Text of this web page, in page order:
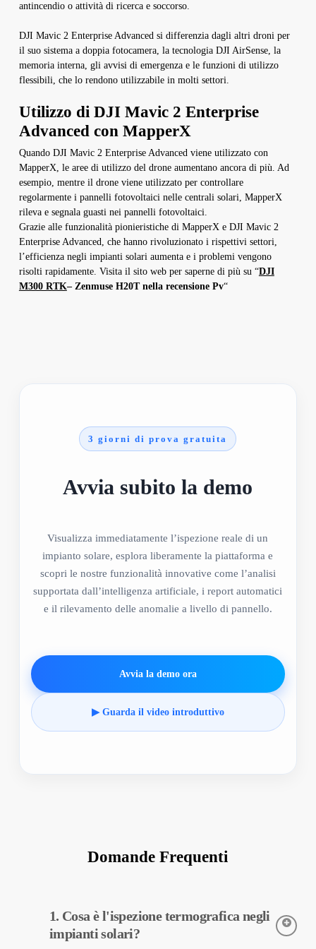
antincendio o attività di ricerca e soccorso.
DJI Mavic 2 Enterprise Advanced si differenzia dagli altri droni per
il suo sistema a doppia fotocamera, la tecnologia DJI AirSense, la
memoria interna, gli avvisi di emergenza e le funzioni di utilizzo
flessibili, che lo rendono utilizzabile in molti settori.
Utilizzo di DJI Mavic 2 Enterprise
Advanced con MapperX
Quando DJI Mavic 2 Enterprise Advanced viene utilizzato con
MapperX, le aree di utilizzo del drone aumentano ancora di più. Ad
esempio, mentre il drone viene utilizzato per controllare
regolarmente i pannelli fotovoltaici nelle centrali solari, MapperX
rileva e segnala guasti nei pannelli fotovoltaici.
Grazie alle funzionalità pionieristiche di MapperX e DJI Mavic 2
Enterprise Advanced, che hanno rivoluzionato i rispettivi settori,
l’efficienza negli impianti solari aumenta e i problemi vengono
risolti rapidamente. Visita il sito web per saperne di più su “DJI
M300 RTK– Zenmuse H20T nella recensione Pv“
3 giorni di prova gratuita
Avvia subito la demo
Visualizza immediatamente l’ispezione reale di un
impianto solare, esplora liberamente la piattaforma e
scopri le nostre funzionalità innovative come l’analisi
supportata dall’intelligenza artificiale, i report automatici
e il rilevamento delle anomalie a livello di pannello.
Avvia la demo ora
▶ Guarda il video introduttivo
Domande Frequenti
1. Cosa è l'ispezione termografica negli
impianti solari?